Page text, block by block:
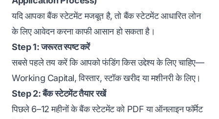
यदि आपका बैंक स्टेटमेंट मजबूत है, तो बैंक स्टेटमेंट आधारित लोन
के लिए आवेदन करना काफी आसान हो सकता है।
Step 1: जरूरत स्पष्ट करें
सबसे पहले तय करें कि आपको फंडिंग किस उद्देश्य के लिए चाहिए—
Working Capital, विस्तार, स्टॉक खरीद या मशीनरी के लिए।
Step 2: बैंक स्टेटमेंट तैयार रखें
पिछले 6–12 महीनों के बैंक स्टेटमेंट को PDF या ऑनलाइन फॉर्मेट